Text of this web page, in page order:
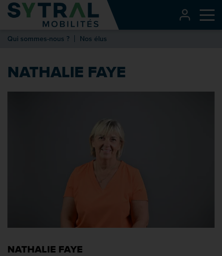
Contenu
Entête de page
Qui sommes-nous ? Nos élus
NATHALIE FAYE
NATHALIE FAYE